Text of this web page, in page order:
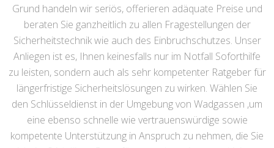
Grund handeln wir seriös, offerieren adäquate Preise und
beraten Sie ganzheitlich zu allen Fragestellungen der
Sicherheitstechnik wie auch des Einbruchschutzes. Unser
Anliegen ist es, Ihnen keinesfalls nur im Notfall Soforthilfe
zu leisten, sondern auch als sehr kompetenter Ratgeber für
längerfristige Sicherheitslösungen zu wirken. Wählen Sie
den Schlüsseldienst in der Umgebung von Wadgassen ,um
eine ebenso schnelle wie vertrauenswürdige sowie
kompetente Unterstützung in Anspruch zu nehmen, die Sie